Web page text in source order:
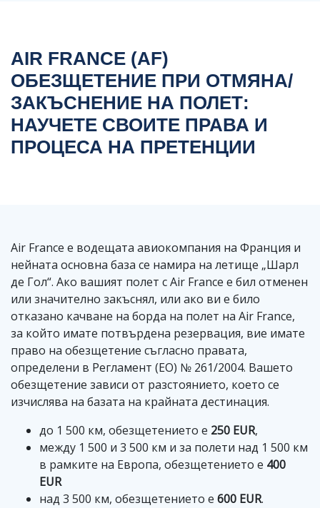
AIR FRANCE (AF)
ОБЕЗЩЕТЕНИЕ ПРИ ОТМЯНА/
ЗАКЪСНЕНИЕ НА ПОЛЕТ:
НАУЧЕТЕ СВОИТЕ ПРАВА И
ПРОЦЕСА НА ПРЕТЕНЦИИ
Air France е водещата авиокомпания на Франция и
нейната основна база се намира на летище „Шарл
де Гол“. Ако вашият полет с Air France е бил отменен
или значително закъснял, или ако ви е било
отказано качване на борда на полет на Air France,
за който имате потвърдена резервация, вие имате
право на обезщетение съгласно правата,
определени в Регламент (ЕО) № 261/2004. Вашето
обезщетение зависи от разстоянието, което се
изчислява на базата на крайната дестинация.
до 1 500 км, обезщетението е 250 EUR,
между 1 500 и 3 500 км и за полети над 1 500 км
в рамките на Европа, обезщетението е 400
EUR
над 3 500 км, обезщетението е 600 EUR.